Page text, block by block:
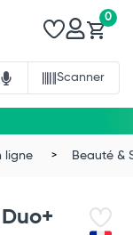
Scanner
0
ligne Beauté &